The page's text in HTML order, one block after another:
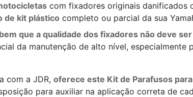
com fixadores originais danificados
de kit plástico completo ou parcial da sua
que a qualidade dos fixadores não deve
da manutenção de alto nível,
com a JDR, oferece este Kit de Parafusos
para auxiliar na aplicação correta de